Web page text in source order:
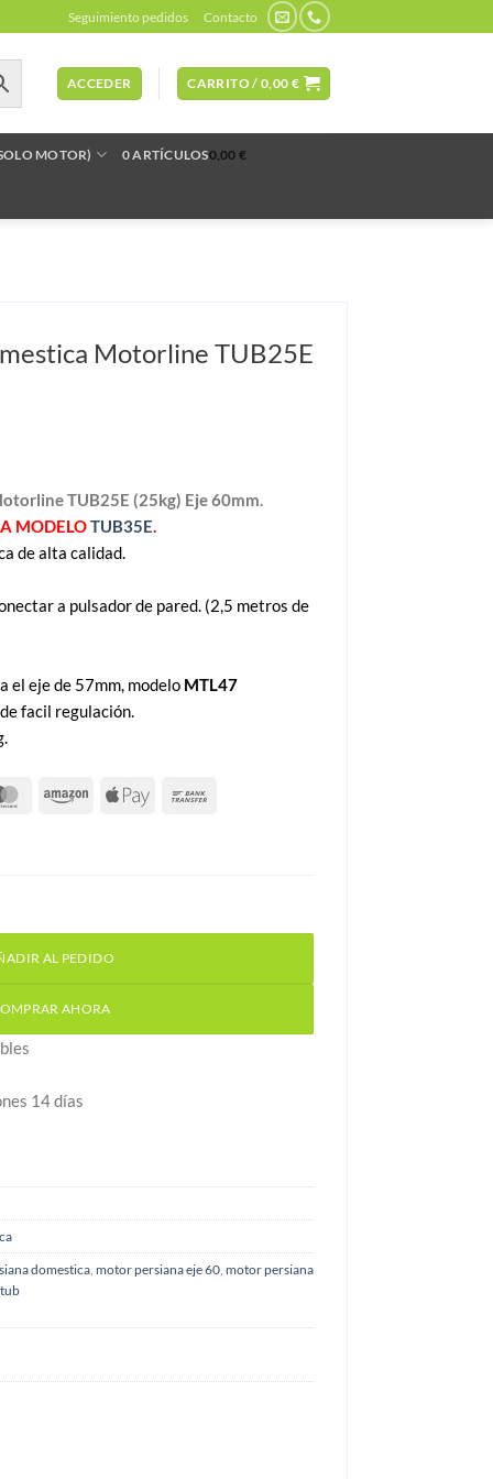
Seguimiento pedidos Contacto
ACCEDER CARRITO / 0,00 €
MOTOR) 0 ARTÍCULOS0,00 €
Motorline TUB25E
TUB25E (25kg) Eje 60mm.
MODELOTUB35E.
de alta calidad.
a pulsador de pared. (2,5 metros de
el eje de 57mm, modelo MTL47
facil regulación.
AL PEDIDO
AHORA
14 días
domestica motor persiana eje 60 motor persiana